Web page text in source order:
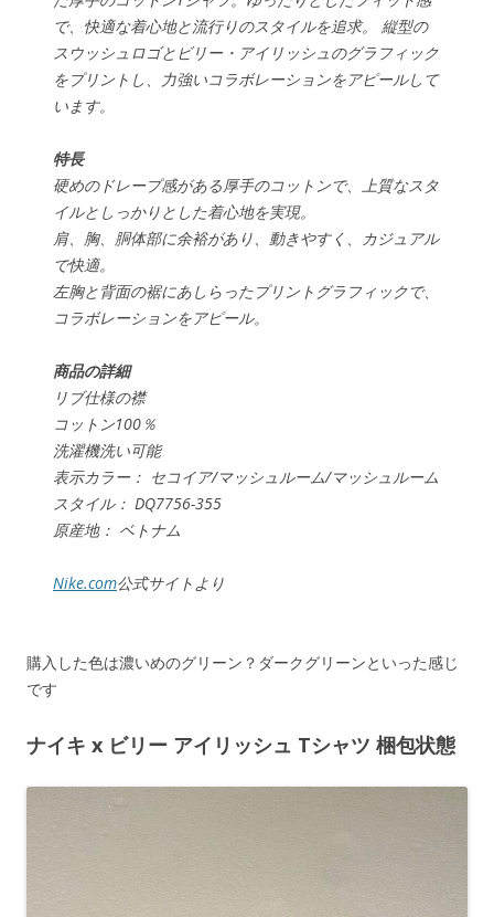
で、快適な着心地と流行りのスタイルを追求。 縦型の
スウッシュロゴとビリー・アイリッシュのグラフィック
をプリントし、力強いコラボレーションをアピールして
います。
特長
硬めのドレープ感がある厚手のコットンで、上質なスタ
イルとしっかりとした着心地を実現。
肩、胸、胴体部に余裕があり、動きやすく、カジュアル
で快適。
左胸と背面の裾にあしらったプリントグラフィックで、
コラボレーションをアピール。
商品の詳細
リブ仕様の襟
コットン100％
洗濯機洗い可能
表示カラー： セコイア/マッシュルーム/マッシュルーム
スタイル： DQ7756-355
原産地： ベトナム
Nike.com公式サイトより
購入した色は濃いめのグリーン？ダークグリーンといった感じ
です
ナイキ x ビリー アイリッシュ Tシャツ 梱包状態